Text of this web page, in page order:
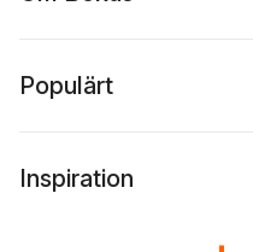
Populärt
Inspiration